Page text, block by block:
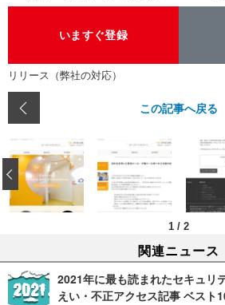
いますぐ登録
リリース（弊社の対応）
この記事へ戻る
1 / 2
‹
関連ニュース
2021年に最も読まれたセキュリ
えい・不正アクセス記事 ベスト